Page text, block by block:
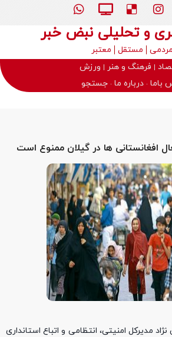
و تحلیلی نبض خبر
مردمی مستقل
معتبر
فرهنگ و هنر
ورزش
باما درباره ما جستجو
افغانستانی ها در گیلان ممنوع است
مدیرکل امنیتی، انتظامی و اتباع استانداری